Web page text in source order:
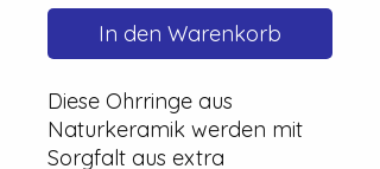
In den Warenkorb
Diese Ohrringe aus
Naturkeramik werden mit
Sorgfalt aus extra